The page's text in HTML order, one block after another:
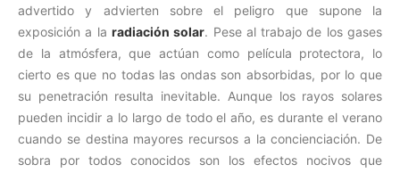
advertido y advierten sobre el peligro que supone la
exposición a la radiación solar. Pese al trabajo de los gases
de la atmósfera, que actúan como película protectora, lo
cierto es que no todas las ondas son absorbidas, por lo que
su penetración resulta inevitable. Aunque los rayos solares
pueden incidir a lo largo de todo el año, es durante el verano
cuando se destina mayores recursos a la concienciación. De
sobra por todos conocidos son los efectos nocivos que